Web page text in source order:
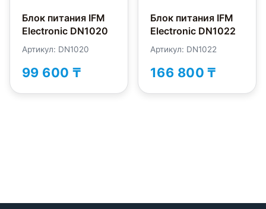
Блок питания IFM
Electronic DN1020
Артикул: DN1020
99 600 ₸
Блок питания IFM
Electronic DN1022
Артикул: DN1022
166 800 ₸